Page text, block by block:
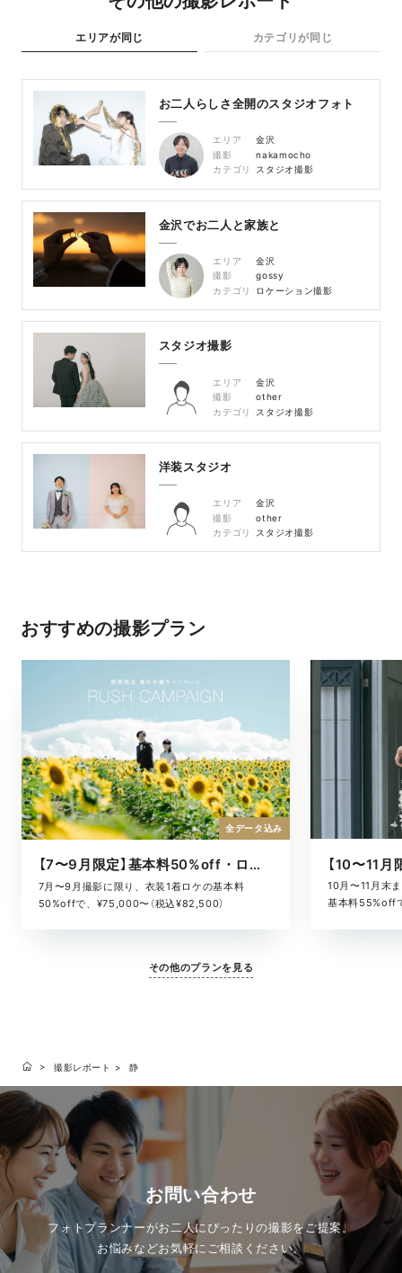
エリアが同じ カテゴリが同じ
お二人らしさ全開のスタジオフォト
エリア
金沢
撮影
nakamocho
カテゴリ
スタジオ撮影
金沢でお二人と家族と
エリア
金沢
撮影
gossy
カテゴリ
ロケーション撮影
スタジオ撮影
エリア
金沢
撮影
other
カテゴリ
スタジオ撮影
洋装スタジオ
エリア
金沢
撮影
other
カテゴリ
スタジオ撮影
おすすめの撮影プラン
【7〜9月限定】基本料50%off・ロケキャンペーン
7月〜9月撮影に限り、衣装1着ロケの基本料
50%offで、¥75,000〜（税込¥82,500）
全データ込み
10月〜11月末
基本料55%off
その他のプランを見る
撮影レポート 静
お問い合わせ
フォトプランナーがお二人にぴったりの撮影をご提案。
お悩みなどお気軽にご相談ください。